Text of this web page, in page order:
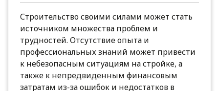
Строительство своими силами может стать
источником множества проблем и
трудностей. Отсутствие опыта и
профессиональных знаний может привести
к небезопасным ситуациям на стройке, а
также к непредвиденным финансовым
затратам из-за ошибок и недостатков в